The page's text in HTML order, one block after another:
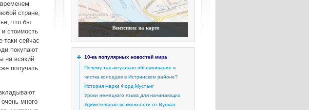
стране,
что бы
стоимость
таки сейчас
покупают
на всякий
получать
много
Вентспилс на карте
10-ка популярных новостей мира
Почему так актуально обслуживание и
чистка колодцев в Истринском районе?
История марки Форд Мустанг
Уроки немецкого языка для начинающих
Удивительные возможности от Вулкан